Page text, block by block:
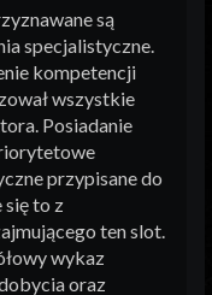
są
specjalistyczne.
kompetencji
wszystkie
Posiadanie
przypisane do
się to z
ten slot.
wykaz
oraz